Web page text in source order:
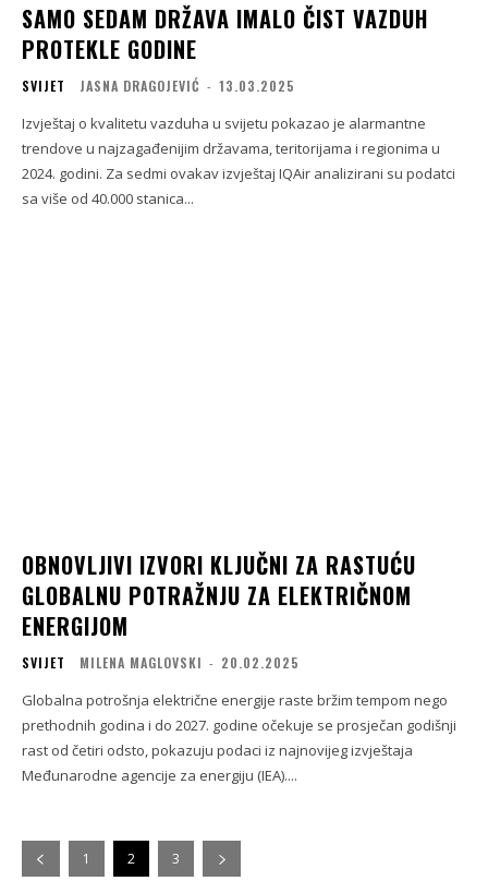
SAMO SEDAM DRŽAVA IMALO ČIST VAZDUH
PROTEKLE GODINE
SVIJET JASNA DRAGOJEVIĆ - 13.03.2025
Izvještaj o kvalitetu vazduha u svijetu pokazao je alarmantne
trendove u najzagađenijim državama, teritorijama i regionima u
2024. godini. Za sedmi ovakav izvještaj IQAir analizirani su podatci
sa više od 40.000 stanica...
OBNOVLJIVI IZVORI KLJUČNI ZA RASTUĆU
GLOBALNU POTRAŽNJU ZA ELEKTRIČNOM
ENERGIJOM
SVIJET MILENA MAGLOVSKI - 20.02.2025
Globalna potrošnja električne energije raste bržim tempom nego
prethodnih godina i do 2027. godine očekuje se prosječan godišnji
rast od četiri odsto, pokazuju podaci iz najnovijeg izvještaja
Međunarodne agencije za energiju (IEA)....
1 2 3